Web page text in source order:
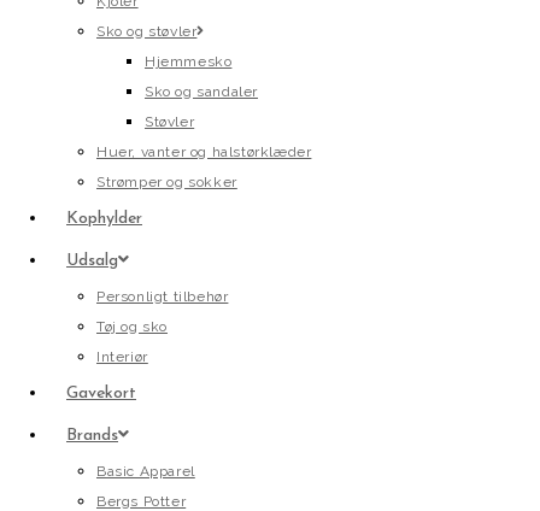
Sko og støvler
Hjemmesko
Sko og sandaler
Støvler
Huer, vanter og halstørklæder
Strømper og sokker
Kophylder
Udsalg
Personligt tilbehør
Tøj og sko
Interiør
Gavekort
Brands
Basic Apparel
Bergs Potter